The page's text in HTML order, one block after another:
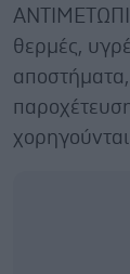
θερμές,
αποστήματα,